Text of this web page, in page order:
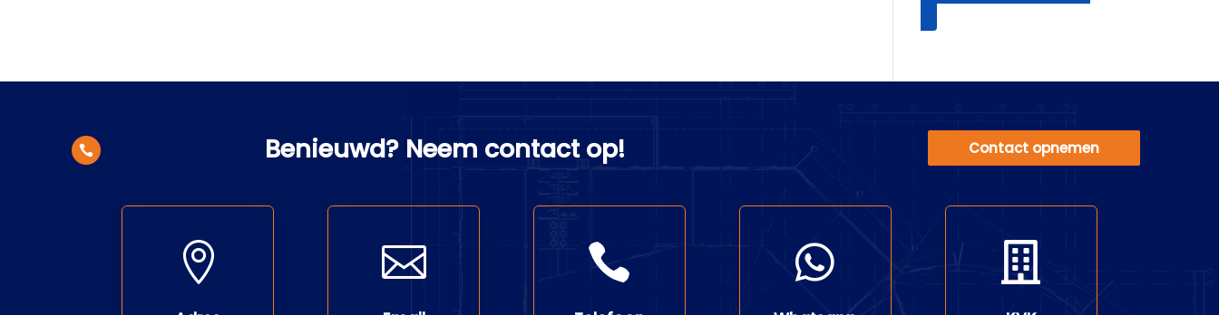
 Benieuwd? Neem contact op! Contact opnemen
    